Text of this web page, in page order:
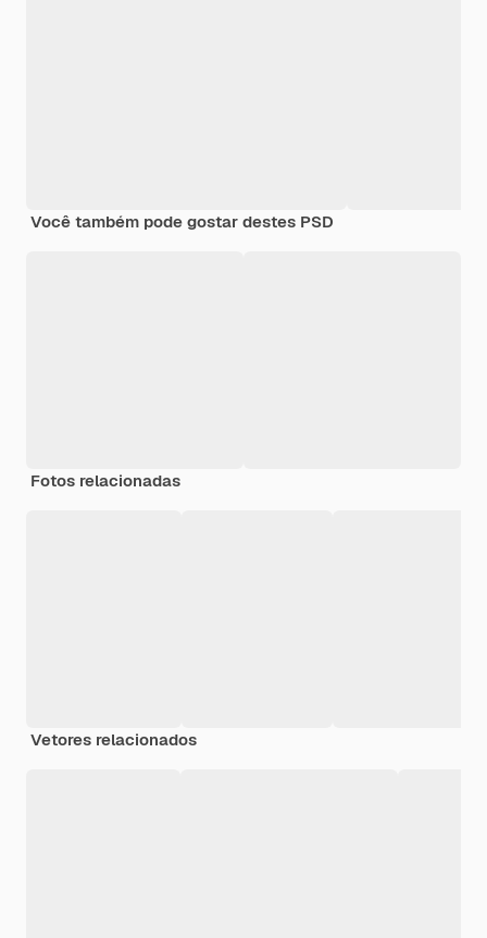
Você também pode gostar destes PSD
Fotos relacionadas
Vetores relacionados